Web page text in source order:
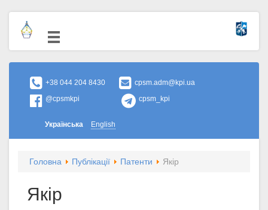
+38 044 204 8430
cpsm.adm@kpi.ua
@cpsmkpi
cpsm_kpi
Українська English
Головна Публікації Патенти Якір
Якір